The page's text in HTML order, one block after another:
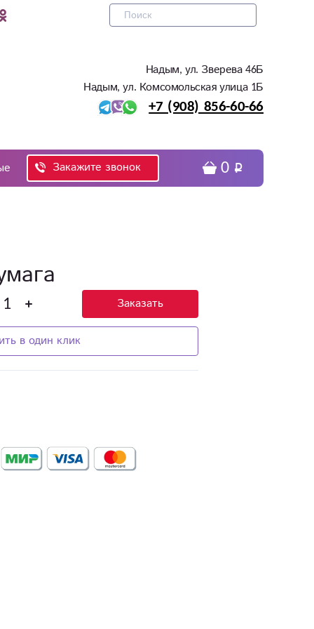
Надым, ул. Зверева 46Б
Надым, ул. Комсомольская улица 1Б
+7 (908) 856-60-66
Закажите звонок 0
Заказать
в один клик